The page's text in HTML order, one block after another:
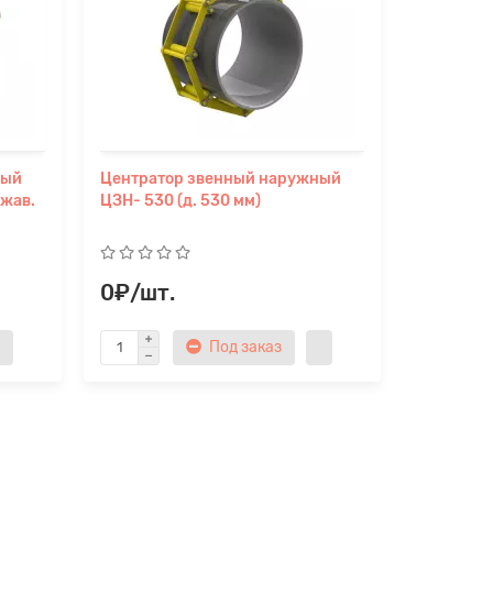
Центратор звенный наружный
ЦЗН- 530 (д. 530 мм)
0₽/шт.
Под заказ